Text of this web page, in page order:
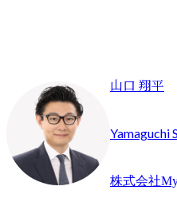
山口 翔平
Yamaguchi
株式会社